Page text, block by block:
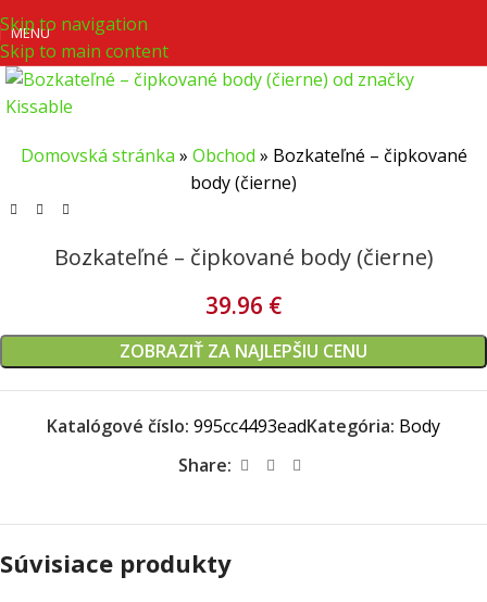
Skip to navigation
Skip to main content
MENU
Domovská stránka » Obchod » Bozkateľné – čipkované
body (čierne)
Bozkateľné – čipkované body (čierne)
39.96 €
ZOBRAZIŤ ZA NAJLEPŠIU CENU
Katalógové číslo: 995cc4493eadKategória: Body
Share:
Súvisiace produkty